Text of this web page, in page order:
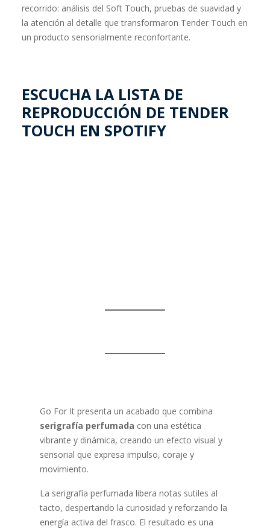
recorrido: análisis del Soft Touch, pruebas de suavidad y
la atención al detalle que transformaron Tender Touch en
un producto sensorialmente reconfortante.
ESCUCHA LA LISTA DE
REPRODUCCIÓN DE TENDER
TOUCH EN SPOTIFY
Go For It presenta un acabado que combina
serigrafía perfumada con una estética
vibrante y dinámica, creando un efecto visual y
sensorial que expresa impulso, coraje y
movimiento.
La serigrafía perfumada libera notas sutiles al
tacto, despertando la curiosidad y reforzando la
energía activa del frasco. El resultado es una